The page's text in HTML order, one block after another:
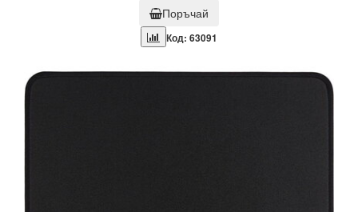
Поръчай
Код: 63091